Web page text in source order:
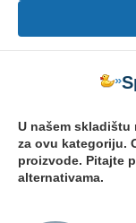
»
U našem
za ovu kategoriju.
proizvode. Pitajte
alternativama.